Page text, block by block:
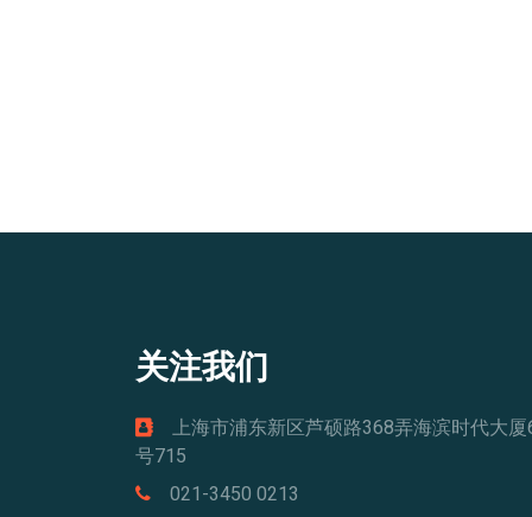
关注我们
上海市浦东新区芦硕路368弄海滨时代大
号715
021-3450 0213